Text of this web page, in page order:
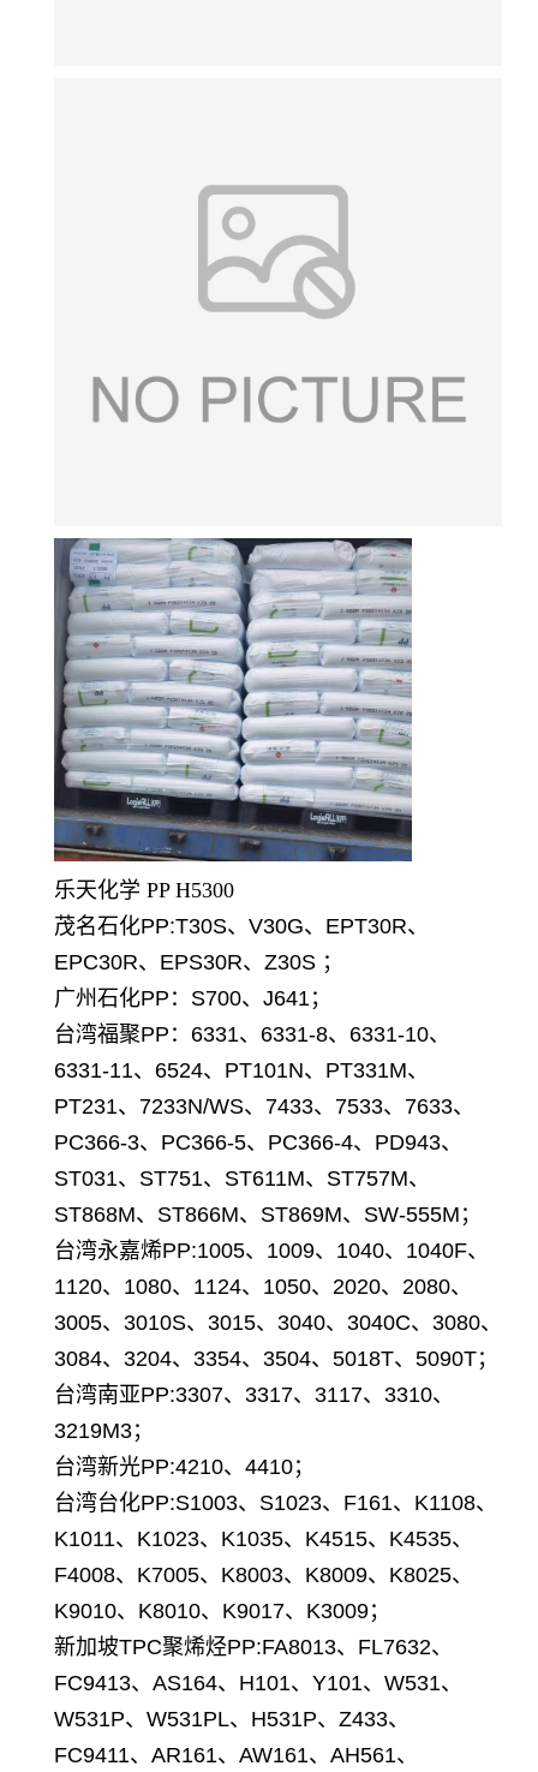
乐天化学 PP H5300
茂名石化PP:T30S、V30G、EPT30R、
EPC30R、EPS30R、Z30S ；
广州石化PP：S700、J641；
台湾福聚PP：6331、6331-8、6331-10、
6331-11、6524、PT101N、PT331M、
PT231、7233N/WS、7433、7533、7633、
PC366-3、PC366-5、PC366-4、PD943、
ST031、ST751、ST611M、ST757M、
ST868M、ST866M、ST869M、SW-555M；
台湾永嘉烯PP:1005、1009、1040、1040F、
1120、1080、1124、1050、2020、2080、
3005、3010S、3015、3040、3040C、3080、
3084、3204、3354、3504、5018T、5090T；
台湾南亚PP:3307、3317、3117、3310、
3219M3；
台湾新光PP:4210、4410；
台湾台化PP:S1003、S1023、F161、K1108、
K1011、K1023、K1035、K4515、K4535、
F4008、K7005、K8003、K8009、K8025、
K9010、K8010、K9017、K3009；
新加坡TPC聚烯烃PP:FA8013、FL7632、
FC9413、AS164、H101、Y101、W531、
W531P、W531PL、H531P、Z433、
FC9411、AR161、AW161、AH561、